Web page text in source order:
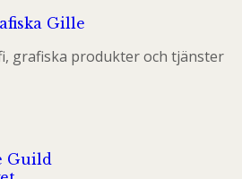
Gille
grafiska produkter och tjänster
Guild